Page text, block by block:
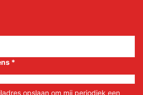
*
opslaan om mij periodiek een